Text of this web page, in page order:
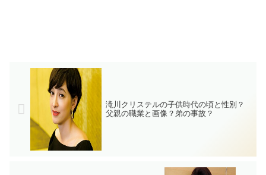
滝川クリステルの子供時代の頃と性別？
父親の職業と画像？弟の事故？